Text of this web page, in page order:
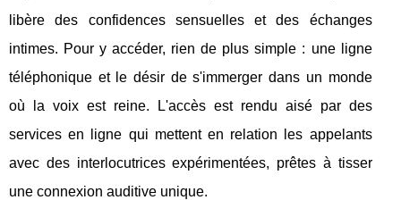
libère des confidences sensuelles et des échanges
intimes. Pour y accéder, rien de plus simple : une ligne
téléphonique et le désir de s'immerger dans un monde
où la voix est reine. L'accès est rendu aisé par des
services en ligne qui mettent en relation les appelants
avec des interlocutrices expérimentées, prêtes à tisser
une connexion auditive unique.